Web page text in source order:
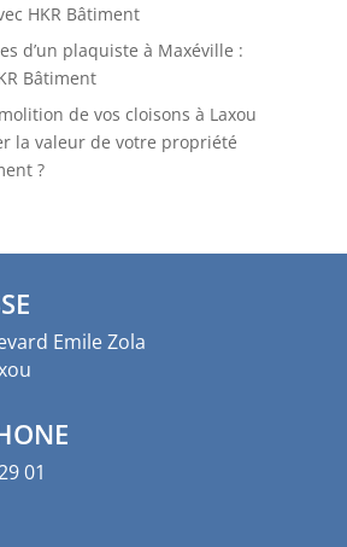
HKR Bâtiment
d’un plaquiste à Maxéville :
Bâtiment
de vos cloisons à Laxou
la valeur de votre propriété
?
Emile Zola
01